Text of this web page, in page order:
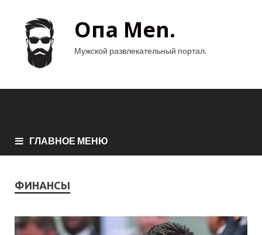
Опа Men.
Мужской развлекательный портал.
ГЛАВНОЕ МЕНЮ
ФИНАНСЫ